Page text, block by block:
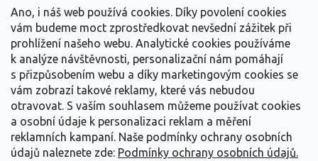
Ano, i náš web používá cookies. Díky povolení cookies
vám budeme moct zprostředkovat nevšední zážitek při
prohlížení našeho webu. Analytické cookies používáme
k analýze návštěvnosti, personalizační nám pomáhají
s přizpůsobením webu a díky marketingovým cookies se
vám zobrazí takové reklamy, které vás nebudou
otravovat. S vaším souhlasem můžeme používat cookies
a osobní údaje k personalizaci reklam a měření
reklamních kampaní. Naše podmínky ochrany osobních
údajů naleznete zde: Podmínky ochrany osobních údajů.
Vše o nákupu
Informace pro Vás
Kontakujte nás